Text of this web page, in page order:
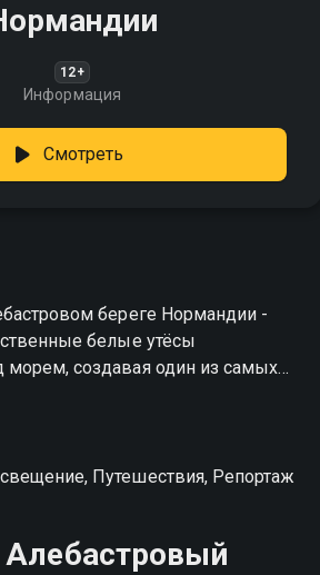
12+
Информация
Смотреть
берегe Нормандии -
белые утёсы
создавая один из самых
региона
Путешествия, Репортаж